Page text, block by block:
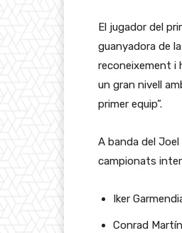
El jugador del
guanyadora de
reconeixement i
un gran nivell
primer equip”.
A banda del
campionats
Iker
Conrad